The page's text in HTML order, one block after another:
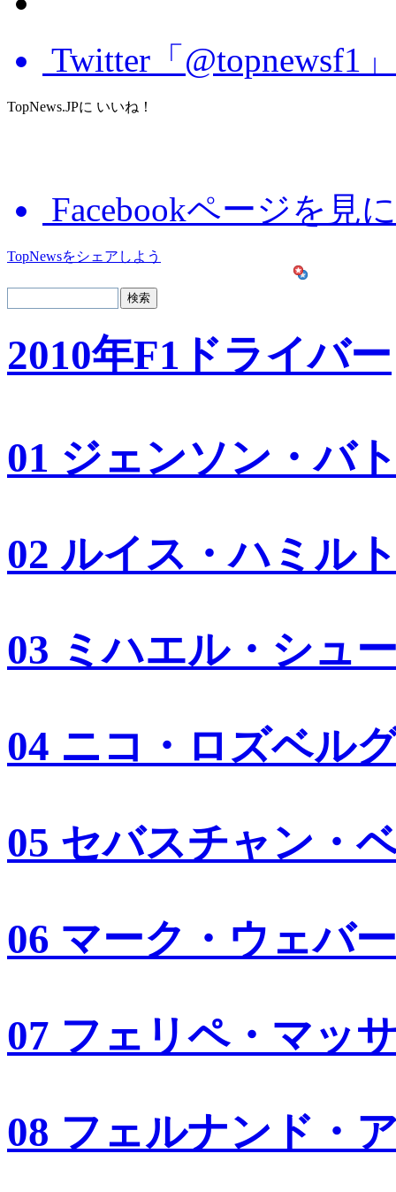
Twitter「@topnewsf1
TopNews.JPに いいね！
Facebookページを見
TopNewsをシェアしよう
2010年F1ドライバー
01 ジェンソン・バ
02 ルイス・ハミル
03 ミハエル・シュ
04 ニコ・ロズベル
05 セバスチャン・
06 マーク・ウェバー
07 フェリペ・マッ
08 フェルナンド・